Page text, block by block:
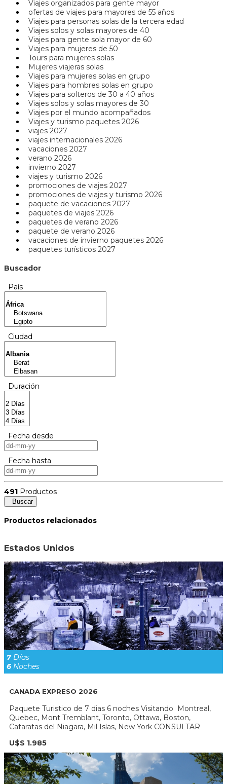
Viajes organizados para gente mayor
ofertas de viajes para mayores de 55 años
Viajes para personas solas de la tercera edad
Viajes solos y solas mayores de 40
Viajes para gente sola mayor de 60
Viajes para mujeres de 50
Tours para mujeres solas
Mujeres viajeras solas
Viajes para mujeres solas en grupo
Viajes para hombres solas en grupo
Viajes para solteros de 30 a 40 años
Viajes solos y solas mayores de 30
Viajes por el mundo acompañados
Viajes y turismo paquetes 2026
viajes 2027
viajes internacionales 2026
vacaciones 2027
verano 2026
invierno 2027
viajes y turismo 2026
promociones de viajes 2027
promociones de viajes y turismo 2026
paquete de vacaciones 2027
paquetes de viajes 2026
paquetes de verano 2026
paquete de verano 2026
vacaciones de invierno paquetes 2026
paquetes turísticos 2027
Buscador
País
Ciudad
Duración
Fecha desde
Fecha hasta
491 Productos
Buscar
Productos relacionados
Estados Unidos
7Días
6 Noches
CANADA EXPRESO 2026
Paquete Turistico de 7 dias 6 noches Visitando Montreal,
Quebec, Mont Tremblant, Toronto, Ottawa, Boston,
Cataratas del Niagara, Mil Islas, New York CONSULTAR
U$S 1.985